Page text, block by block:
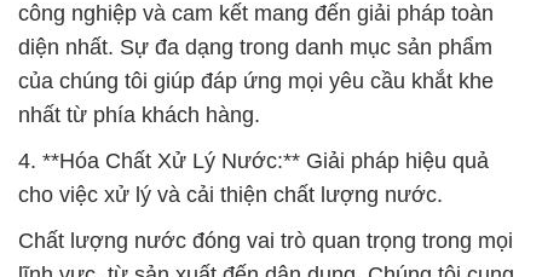
công nghiệp và cam kết mang đến giải pháp toàn
diện nhất. Sự đa dạng trong danh mục sản phẩm
của chúng tôi giúp đáp ứng mọi yêu cầu khắt khe
nhất từ phía khách hàng.
4. **Hóa Chất Xử Lý Nước:** Giải pháp hiệu quả
cho việc xử lý và cải thiện chất lượng nước.
Chất lượng nước đóng vai trò quan trọng trong mọi